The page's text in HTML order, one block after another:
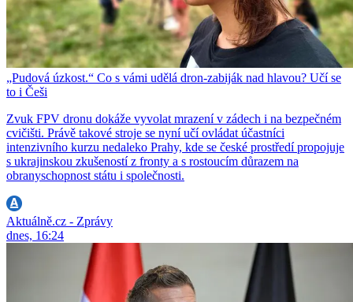
„Pudová úzkost.“ Co s vámi udělá dron-zabiják nad hlavou? Učí se
to i Češi
Zvuk FPV dronu dokáže vyvolat mrazení v zádech i na bezpečném
cvičišti. Právě takové stroje se nyní učí ovládat účastníci
intenzivního kurzu nedaleko Prahy, kde se české prostředí propojuje
s ukrajinskou zkušeností z fronty a s rostoucím důrazem na
obranyschopnost státu i společnosti.
Aktuálně.cz - Zprávy
dnes, 16:24